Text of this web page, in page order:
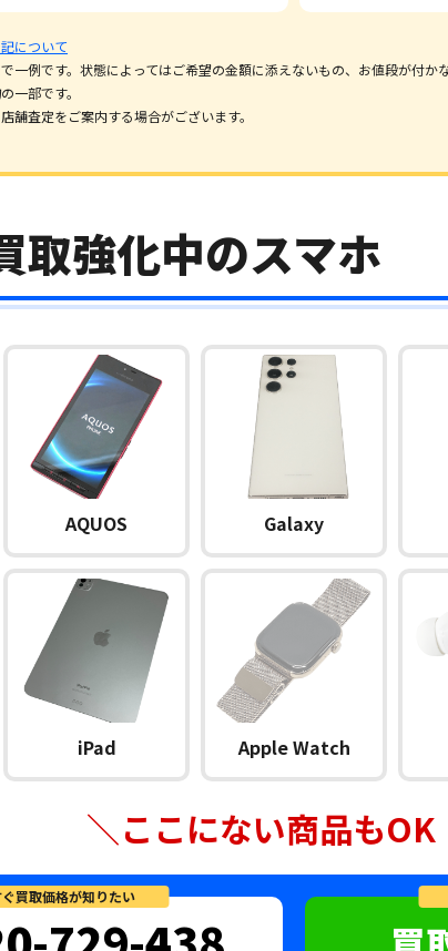
について
一例です。状態によってはご希望の金額に添えないもの、お値段が付か
一部です。
舗査定をご案内する場合がございます。
取強化中のスマホ
AQUOS Galaxy
iPad Apple Watch
＼ここにない商品もOK
買取価格が知りたい